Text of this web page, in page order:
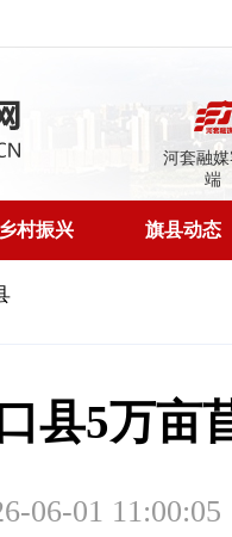
河套融
端
乡村振兴 旗县动态
县5万亩
06-01 11:00:05